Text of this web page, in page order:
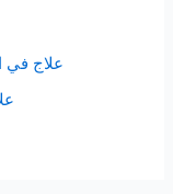
علاج في